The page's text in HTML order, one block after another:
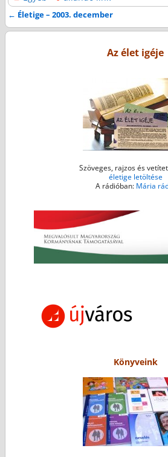
e
b
t
t
s
e
i
l
t
s
p
Bejegyzés navigáció
← Életige – 2003. december
Az élet igéje
Szöveges, rajzos és
életige letöltése
A rádióban: Mária
Könyveink